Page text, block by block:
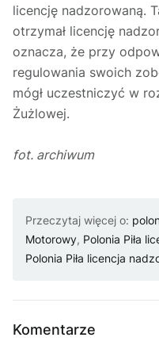
licencję nadzorowaną.
otrzymał licencję
oznacza, że przy
regulowania swoich
mógł uczestniczyć w
Żużlowej.
fot. archiwum
Przeczytaj więcej o:
Motorowy, Polonia Piła
Polonia Piła licencja
Komentarze